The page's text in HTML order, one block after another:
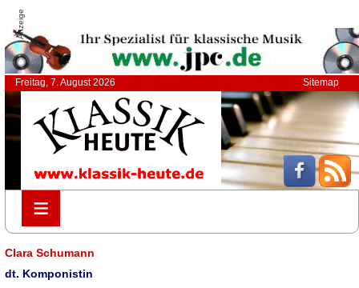
Anzeige
Freitag, 7. August 2026 Sitemap
≡
≡
Clara Schumann
dt. Komponistin